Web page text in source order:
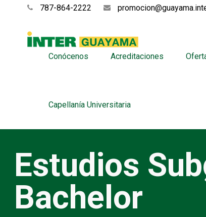
787-864-2222
Conócenos Acreditaciones
Capellanía Universitaria
Estudios
Bachelor